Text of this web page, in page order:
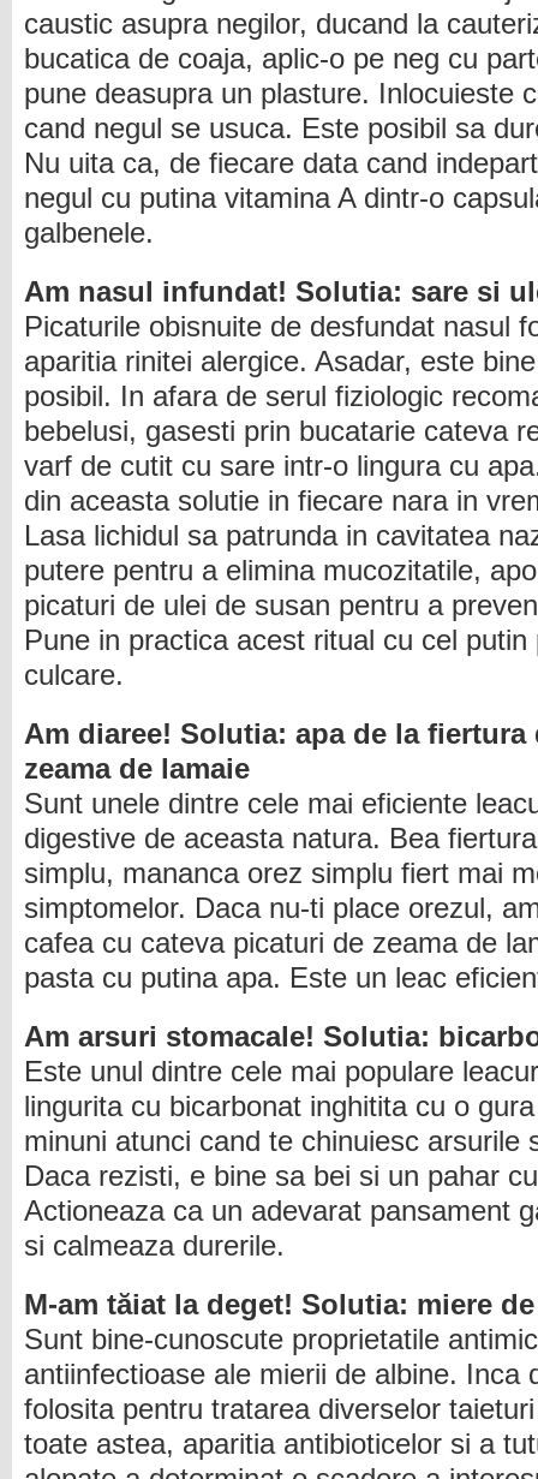
caustic asupra negilor, ducand la
bucatica de coaja, aplic-o pe neg cu
pune deasupra un plasture. Inlocuieste
cand negul se usuca. Este posibil sa
Nu uita ca, de fiecare data cand
negul cu putina vitamina A dintr-o
galbenele.
Am nasul infundat! Solutia: sare si
Picaturile obisnuite de desfundat nasul
aparitia rinitei alergice. Asadar, este
posibil. In afara de serul fiziologic
bebelusi, gasesti prin bucatarie cateva
varf de cutit cu sare intr-o lingura cu
din aceasta solutie in fiecare nara in
Lasa lichidul sa patrunda in cavitatea
putere pentru a elimina mucozitatile,
picaturi de ulei de susan pentru a
Pune in practica acest ritual cu cel
culcare.
Am diaree! Solutia: apa de la fiertura
zeama de lamaie
Sunt unele dintre cele mai eficiente
digestive de aceasta natura. Bea
simplu, mananca orez simplu fiert mai
simptomelor. Daca nu-ti place orezul,
cafea cu cateva picaturi de zeama de
pasta cu putina apa. Este un leac
Am arsuri stomacale! Solutia:
Este unul dintre cele mai populare
lingurita cu bicarbonat inghitita cu o
minuni atunci cand te chinuiesc arsurile
Daca rezisti, e bine sa bei si un pahar
Actioneaza ca un adevarat pansament
si calmeaza durerile.
M-am tăiat la deget! Solutia: miere
Sunt bine-cunoscute proprietatile
antiinfectioase ale mierii de albine. Inca
folosita pentru tratarea diverselor
toate astea, aparitia antibioticelor si a